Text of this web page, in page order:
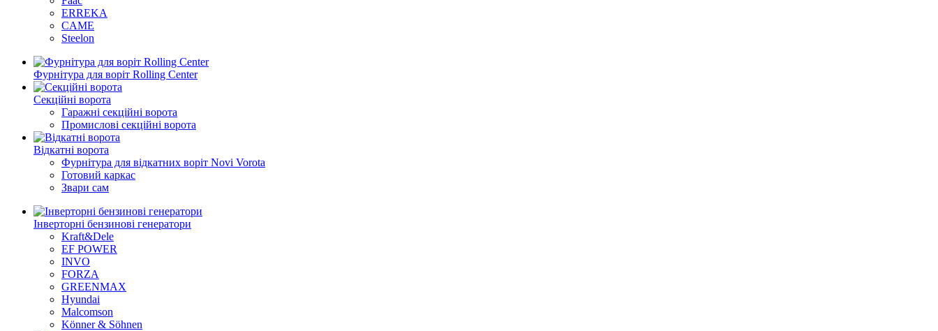
ERREKA
CAME
Steelon
Фурнітура для воріт Rolling Center
Секційні ворота
Гаражні секційні ворота
Промислові секційні ворота
Відкатні ворота
Фурнітура для відкатних воріт Novi Vorota
Готовий каркас
Звари сам
Інверторні бензинові генератори
Kraft&Dele
ЕF POWER
INVO
FORZA
GREENMAX
Hyundai
Malcomson
Könner & Söhnen